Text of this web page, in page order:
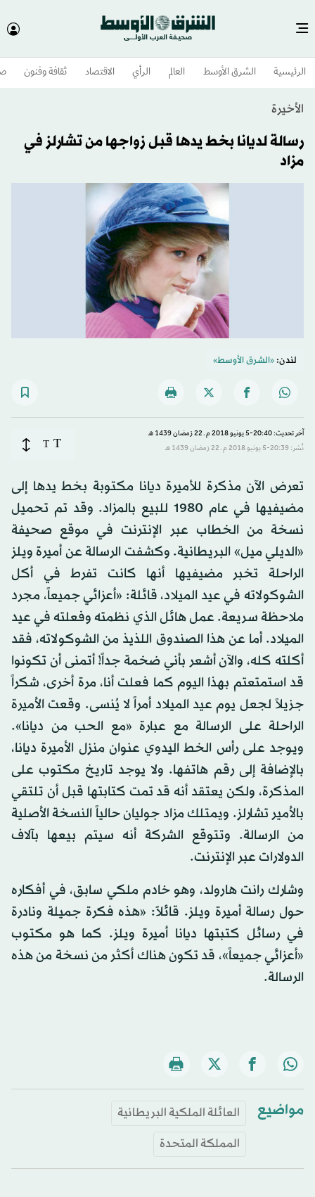
الرئيسية الشرق الأوسط​ العالم الرأي الاقتصاد ثقافة وفنون
الأخيرة
رسالة لديانا بخط يدها قبل زواجها من تشارلز في
مزاد
لندن:«الشرق الأوسط»
آخر تحديث: 20:40-5 يونيو 2018 م ـ 22 رَمضان 1439 هـ
نُشر: 20:39-5 يونيو 2018 م ـ 22 رَمضان 1439 هـ
T
T
تعرض الآن مذكرة للأميرة ديانا مكتوبة بخط يدها إلى
مضيفيها في عام 1980 للبيع بالمزاد. وقد تم تحميل
نسخة من الخطاب عبر الإنترنت في موقع صحيفة
«الديلي ميل» البريطانية. وكشفت الرسالة عن أميرة ويلز
الراحلة تخبر مضيفيها أنها كانت تفرط في أكل
الشوكولاته في عيد الميلاد، قائلة: «أعزائي جميعاً، مجرد
ملاحظة سريعة. عمل هائل الذي نظمته وفعلته في عيد
الميلاد. أما عن هذا الصندوق اللذيذ من الشوكولاته، فقد
أكلته كله، والآن أشعر بأني ضخمة جداً! أتمنى أن تكونوا
قد استمتعتم بهذا اليوم كما فعلت أنا، مرة ​​أخرى، شكراً
جزيلاً لجعل يوم عيد الميلاد أمراً لا يُنسى. وقعت الأميرة
الراحلة على الرسالة مع عبارة «مع الحب من ديانا».
ويوجد على رأس الخط اليدوي عنوان منزل الأميرة ديانا،
بالإضافة إلى رقم هاتفها. ولا يوجد تاريخ مكتوب على
المذكرة، ولكن يعتقد أنه قد تمت كتابتها قبل أن تلتقي
بالأمير تشارلز. ويمتلك مزاد جوليان حالياً النسخة الأصلية
من الرسالة. وتتوقع الشركة أنه سيتم بيعها بآلاف
الدولارات عبر الإنترنت.
وشارك رانت هارولد، وهو خادم ملكي سابق، في أفكاره
حول رسالة أميرة ويلز. قائلاً: «هذه فكرة جميلة ونادرة
في رسائل كتبتها ديانا أميرة ويلز. كما هو مكتوب
«أعزائي جميعاً»، قد تكون هناك أكثر من نسخة من هذه
الرسالة.
مواضيع
العائلة الملكية البريطانية
المملكة المتحدة